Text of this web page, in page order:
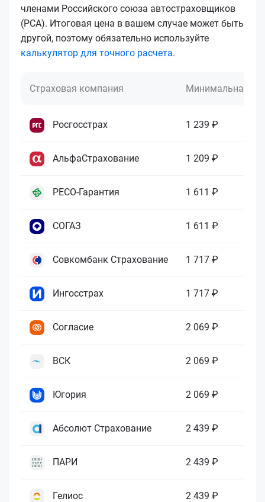
членами Российского союза автостраховщиков
(РСА). Итоговая цена в вашем случае может быть
другой, поэтому обязательно используйте
калькулятор для точного расчета.
Страховая компания Минимальная
Росгосстрах 1 239 ₽
АльфаСтрахование 1 209 ₽
РЕСО-Гарантия 1 611 ₽
СОГАЗ 1 611 ₽
Совкомбанк Страхование 1 717 ₽
Ингосстрах 1 717 ₽
Согласие 2 069 ₽
ВСК 2 069 ₽
Югория 2 069 ₽
Абсолют Страхование 2 439 ₽
ПАРИ 2 439 ₽
Гелиос 2 439 ₽